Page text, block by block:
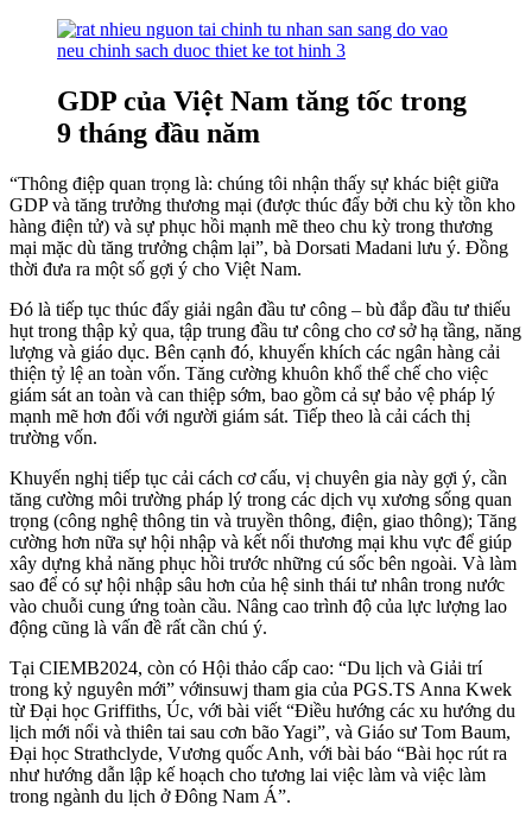
GDP của Việt Nam tăng tốc trong
9 tháng đầu năm
“Thông điệp quan trọng là: chúng tôi nhận thấy sự khác biệt giữa
GDP và tăng trưởng thương mại (được thúc đẩy bởi chu kỳ tồn kho
hàng điện tử) và sự phục hồi mạnh mẽ theo chu kỳ trong thương
mại mặc dù tăng trưởng chậm lại”, bà Dorsati Madani lưu ý. Đồng
thời đưa ra một số gợi ý cho Việt Nam.
Đó là tiếp tục thúc đẩy giải ngân đầu tư công – bù đắp đầu tư thiếu
hụt trong thập kỷ qua, tập trung đầu tư công cho cơ sở hạ tầng, năng
lượng và giáo dục. Bên cạnh đó, khuyến khích các ngân hàng cải
thiện tỷ lệ an toàn vốn. Tăng cường khuôn khổ thể chế cho việc
giám sát an toàn và can thiệp sớm, bao gồm cả sự bảo vệ pháp lý
mạnh mẽ hơn đối với người giám sát. Tiếp theo là cải cách thị
trường vốn.
Khuyến nghị tiếp tục cải cách cơ cấu, vị chuyên gia này gợi ý, cần
tăng cường môi trường pháp lý trong các dịch vụ xương sống quan
trọng (công nghệ thông tin và truyền thông, điện, giao thông); Tăng
cường hơn nữa sự hội nhập và kết nối thương mại khu vực để giúp
xây dựng khả năng phục hồi trước những cú sốc bên ngoài. Và làm
sao để có sự hội nhập sâu hơn của hệ sinh thái tư nhân trong nước
vào chuỗi cung ứng toàn cầu. Nâng cao trình độ của lực lượng lao
động cũng là vấn đề rất cần chú ý.
Tại CIEMB2024, còn có Hội thảo cấp cao: “Du lịch và Giải trí
trong kỷ nguyên mới” vớinsuwj tham gia của PGS.TS Anna Kwek
từ Đại học Griffiths, Úc, với bài viết “Điều hướng các xu hướng du
lịch mới nổi và thiên tai sau cơn bão Yagi”, và Giáo sư Tom Baum,
Đại học Strathclyde, Vương quốc Anh, với bài báo “Bài học rút ra
như hướng dẫn lập kế hoạch cho tương lai việc làm và việc làm
trong ngành du lịch ở Đông Nam Á”.